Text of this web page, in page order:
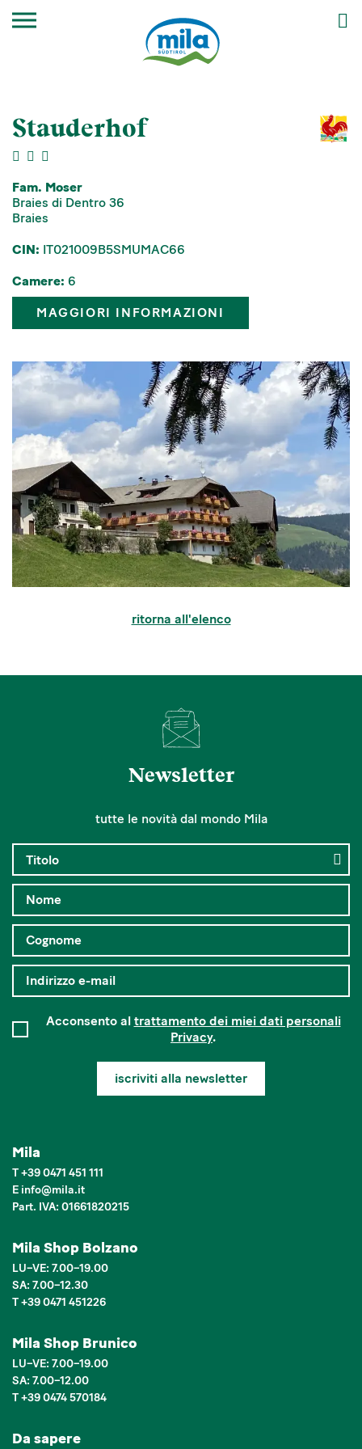
Stauderhof
Fam. Moser
Braies di Dentro 36
Braies
CIN: IT021009B5SMUMAC66
Camere: 6
MAGGIORI INFORMAZIONI
ritorna all'elenco
Newsletter
tutte le novità dal mondo Mila
Acconsento al trattamento dei miei dati personali
Privacy.
iscriviti alla newsletter
Mila
T+39 0471 451 111
E info@mila.it
Part. IVA: 01661820215
Mila Shop Bolzano
LU–VE: 7.00–19.00
SA: 7.00–12.30
T +39 0471 451226
Mila Shop Brunico
LU–VE: 7.00–19.00
SA: 7.00–12.00
T +39 0474 570184
Da sapere